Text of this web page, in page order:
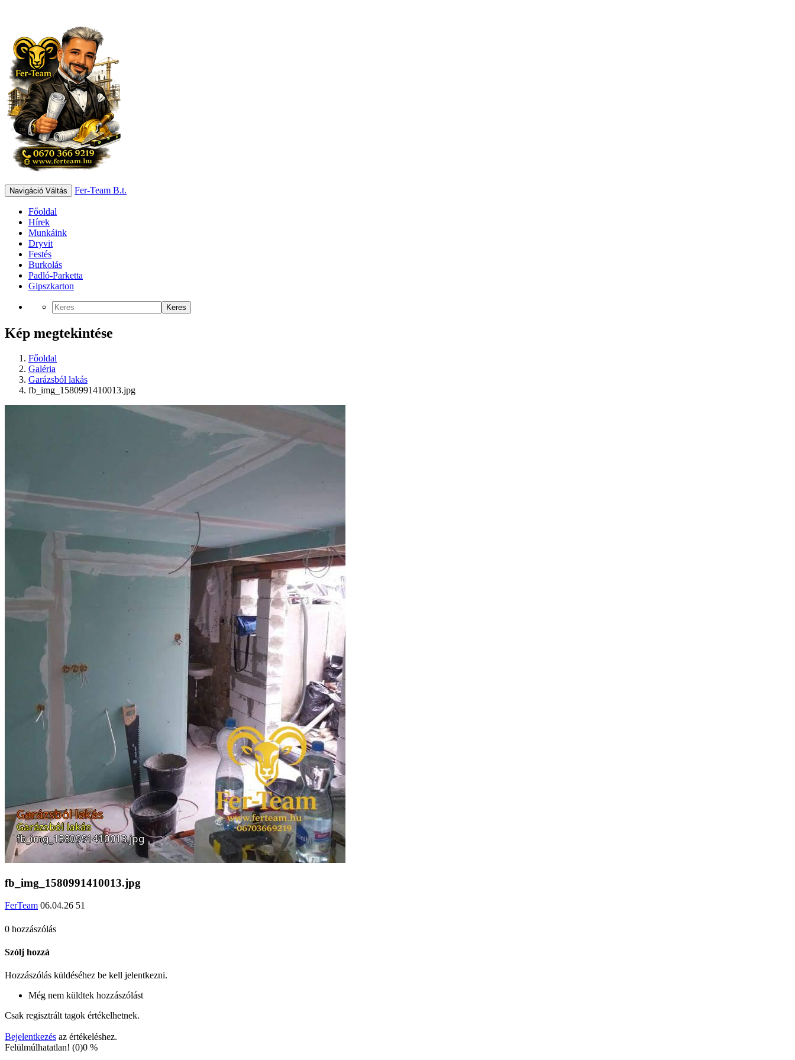
Navigáció Váltás Fer-Team B.t.
Főoldal
Hírek
Munkáink
Dryvit
Festés
Burkolás
Padló-Parketta
Gipszkarton
Keres
Kép megtekintése
Főoldal
Galéria
Garázsból lakás
fb_img_1580991410013.jpg
fb_img_1580991410013.jpg
FerTeam 06.04.26 51
0 hozzászólás
Szólj hozzá
Hozzászólás küldéséhez be kell jelentkezni.
Még nem küldtek hozzászólást
Csak regisztrált tagok értékelhetnek.
Bejelentkezés az értékeléshez.
Felülmúlhatatlan! (0)0 %